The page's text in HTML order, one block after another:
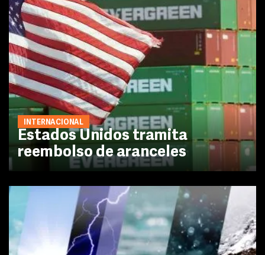
INTERNACIONAL
Estados Unidos tramita
reembolso de aranceles